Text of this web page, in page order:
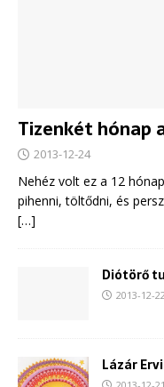
Tizenkét hónap
2013-12-24
Nehéz volt ez a 12
pihenni, töltődni, és
[…]
Diótörő
2013-12-22
Lázár